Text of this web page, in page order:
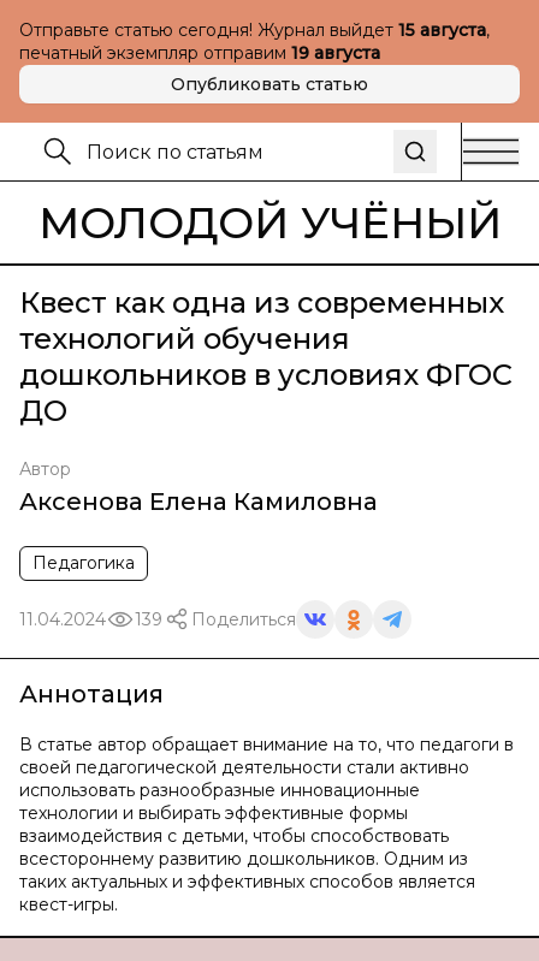
Отправьте статью сегодня! Журнал выйдет 15 августа,
печатный экземпляр отправим 19 августа
Опубликовать статью
МОЛОДОЙ УЧЁНЫЙ
Квест как одна из современных
технологий обучения
дошкольников в условиях ФГОС
ДО
Автор
Аксенова Елена Камиловна
Педагогика
11.04.2024 139 Поделиться
Аннотация
В статье автор обращает внимание на то, что педагоги в
своей педагогической деятельности стали активно
использовать разнообразные инновационные
технологии и выбирать эффективные формы
взаимодействия с детьми, чтобы способствовать
всестороннему развитию дошкольников. Одним из
таких актуальных и эффективных способов является
квест-игры.